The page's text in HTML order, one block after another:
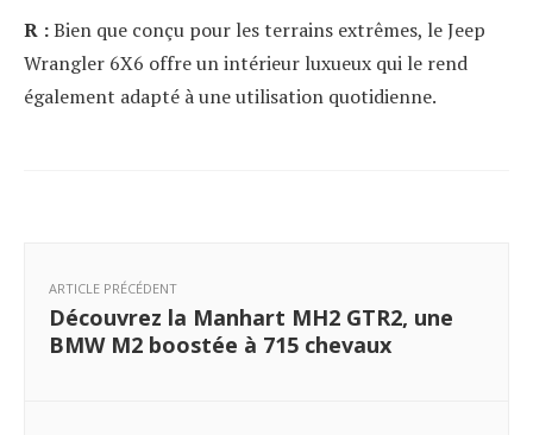
R :Bien que conçu pour les terrains extrêmes, le Jeep
Wrangler 6X6 offre un intérieur luxueux qui le rend
également adapté à une utilisation quotidienne.
ARTICLE PRÉCÉDENT
Découvrez la Manhart MH2 GTR2, une
BMW M2 boostée à 715 chevaux